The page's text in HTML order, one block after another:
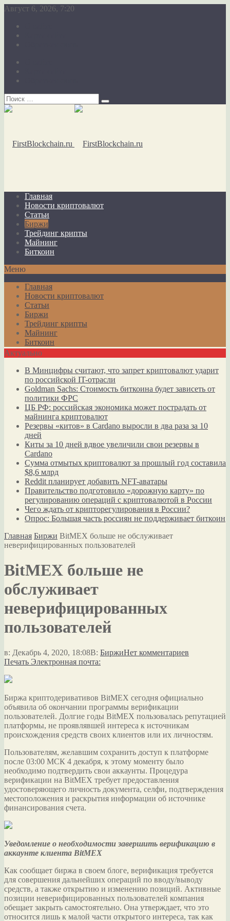
Август 6, 2026, 7:20
Главная
Новости криптовалют
Статьи
Биржи
Трейдинг крипты
Майнинг
Биткоин
Меню
Главная
Новости криптовалют
Статьи
Биржи
Трейдинг крипты
Майнинг
Биткоин
Актуально
В Минцифры считают, что запрет криптовалют ударит
по российской IT-отрасли
Goldman Sachs: Стоимость биткоина будет зависеть от
политики ФРС
ЦБ РФ: российская экономика может пострадать от
майнинга криптовалют
Резервы «китов» в Cardano выросли в два раза за 10
дней
Киты за 10 дней вдвое увеличили свои резервы в
Cardano
Сумма отмытых криптовалют за прошлый год составила
$8,6 млрд
Reddit планирует добавить NFT-аватары
Правительство подготовило «дорожную карту» по
регулированию операций с криптовалютой в России
Чего ждать от крипторегулирования в России?
Опрос: Большая часть россиян не поддерживает биткоин
Главная Биржи BitMEX больше не обслуживает
неверифицированных пользователей
BitMEX больше не
обслуживает
неверифицированных
пользователей
в: Декабрь 4, 2020, 18:08В: БиржиНет комментариев
Печать Электронная почта:
Биржа криптодеривативов BitMEX сегодня официально
объявила об окончании программы верификации
пользователей. Долгие годы BitMEX пользовалась репутацией
платформы, не проявлявшей интереса к источникам
происхождения средств своих клиентов или их личностям.
Пользователям, желавшим сохранить доступ к платформе
после 03:00 МСК 4 декабря, к этому моменту было
необходимо подтвердить свои аккаунты. Процедура
верификации на BitMEX требует предоставления
удостоверяющего личность документа, селфи, подтверждения
местоположения и раскрытия информации об источнике
финансирования счета.
Уведомление о необходимости завершить верификацию в
аккаунте клиента BitMEX
Как сообщает биржа в своем блоге, верификация требуется
для совершения дальнейших операций по вводу/выводу
средств, а также открытию и изменению позиций. Активные
позиции неверифицированных пользователей компания
обещает закрыть самостоятельно. Она утверждает, что это
относится лишь к малой части открытого интереса, так как